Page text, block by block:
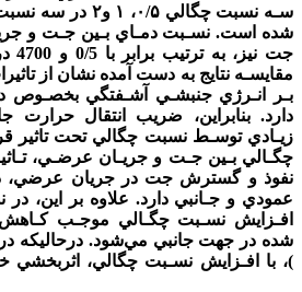
سـه نسبت چگالي ۰/۵، ۱ و۲ در سه نسبت سرعت
شده است. نسـبت دمـاي بـين جـت و
جت
مقايسـه نتايج به دست آمده نشان از
بـر انـرژي جنبشـي آشـفتگي بخصـوص
دارد. بنابراين، ضريب انتقال حرارت
زيـادي توسـط نسبت چگالي تحت تاثير
چگـالي بـين جـت و جريـان عرضـي،
نفوذ و گسترش جت در جريان
افـزايش نسـبت چگـالي موجـب كـاهش
)، با افـزايش نسـبت چگالي، اثربخشي